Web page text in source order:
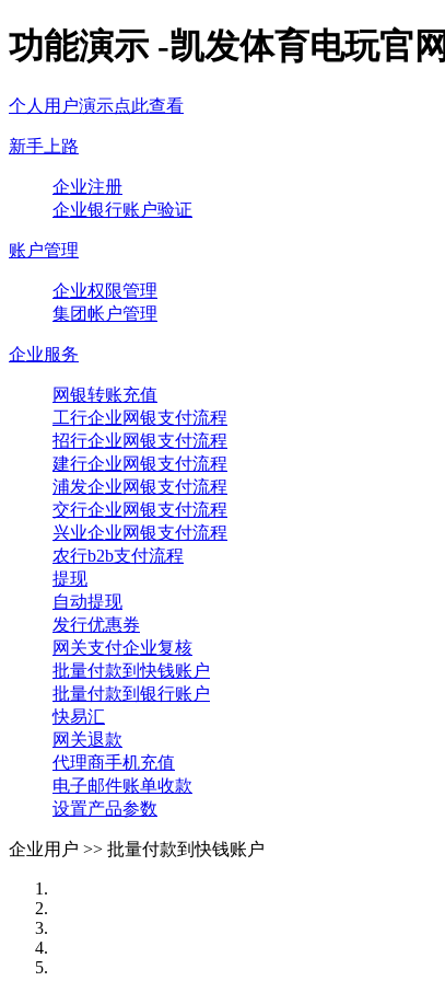
功能演示 -凯发体育电玩官网
个人用户演示点此查看
新手上路
企业注册
企业银行账户验证
账户管理
企业权限管理
集团帐户管理
企业服务
网银转账充值
工行企业网银支付流程
招行企业网银支付流程
建行企业网银支付流程
浦发企业网银支付流程
交行企业网银支付流程
兴业企业网银支付流程
农行b2b支付流程
提现
自动提现
发行优惠券
网关支付企业复核
批量付款到快钱账户
批量付款到银行账户
快易汇
网关退款
代理商手机充值
电子邮件账单收款
设置产品参数
企业用户 >> 批量付款到快钱账户